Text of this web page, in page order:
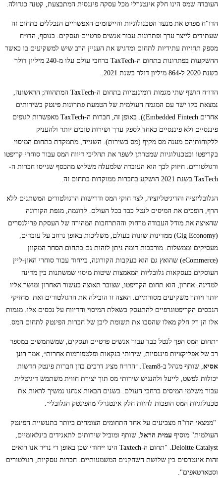
העובדה שמס הינו חלק אינטגרלי מכל עסקה פיננסית המתבצעת, קטנה כגדולה.
הדו"ח מפרט את מנעד הטכנולוגיות והיישומים האפשריים הנכללים בתחום זה
שעתידים לייצר ערך ופתרונות עבור אנשים פרטיים ועסקים. בנוסף, הדו״ח
מספק תחזיות עתידיות לתחום ומדגיש את העניין הרב שיש למשקיעים בו כאשר
ההשקעות בפתרונות בתחום ה-TaxTech ברחבי עולם עלו מ-240 מיליון דולר
בשנת 2020 ל-864 מיליון דולר בשנת 2021.
הדו״ח חושף שתי מגמות דומיננטיות בתחום ה-TaxTech המתהווה; הראשונה,
נמצאת בקו ישר עם המגמה העולמית של הטמעת פתרונות פינטק בשירותים
אחרים Embedded Fintech)). באופן זה, חברות ה-TaxTech מאפשרות לגופים
פיננסיים ולא פיננסיים כאחד לספק ערך ושירות טובים יותר ולהעניק
ללקוחותיהם מענה מס מקיף (מס כשירות). השנייה, מתמקדת בתחום המיסוי
בקריפטו ובטכנולוגיות שמטרתן לשפר את תהליכי דיווח המס עבור סוחרי קריפטו
ורגולטורים. חיזוק לכך הוא העובדה שלמעלה משליש מהכסף שגייסו חברות ה-
TaxTech בשנת 2021 הושקע בחברות ממוקדות בתחום זה.
הגלובליזציה והדיגיטליזציה, לצד חוקי המס ודרישות הרגולטורים המשתנים ללא
הרף, הופכים את המיסים לנטל כבד בכל העולם. לדוגמה, מגפת הקורונה
שהאיצה את מודל העבודה מרחוק וההתרחבות המהירה של העסקת פרילנסרים
(Gig Economy) ממדינות שונות בעולם, משליכות באופן נרחב על עובדים,
מעסיקים וממשלות. מורכבות דומה ניתן לזהות גם בתחום הסחר המקוון
(eCommerce) שהואץ גם הוא בעקבות הקורונה, בייחוד עבור סוחרי האון-ליין
העוסקים בעסקאות גלובליות המאמצות שיטות מיסוי שמשתנות בין מדינה
למדינה. אחרון, הוא תחום הקריפטו, שצובר תאוצה בעשור האחרון ומושך אליו
יותר ויותר משקיעים מסורתיים. האצה זו הובילה את הרגולטורים ואת מחזיקי
הנכסים הקריפטוגרפיים להתעסק בשאלת המיסוי והדיווח על נכסים אלו. מגמות
אלו הן רק חלק מאלו שהסבו את תשומת ליבן של חברות הפינטק לתחום המס.
״תחום המס הפך לנטל כבד עבור אנשים פרטיים ועסקים, שמשתמשים במספר
רב של אפליקציות פיננסיות, שירותי בנקאות ופלטפורמות אחרות״, אמר רונן
אסיא
, שותף מנהל ב-Team8. ״הדו״ח מציג דרכים בהן חברות פינטק חדשות
יכולות לפשט, לייעל ולהנגיש שירותי מס תוך יצירת חווית משתמש דיגיטלית
עבור משלמי המיסים ברחבי העולם. בשנים הבאות אנחנו נמשיך לראות את
טכנולוגיות המס הופכות להיות חלק אינטגרלי מהפינטק הגלובלי״.
"ממצאי הדו"ח מצביעים על אחד התחומים הצומחים ביותר בתעשיית הפינטק
העולמית" מוסיף עמית הראל, שותף ומוביל שירותים לתאגידים בינלאומיים,
Deloitte Catalyst. "תחום ה-Taxtech הינו ייחודי שכן באופן די נדיר אנו רואים
זהות אינטרסים בין שלושת השחקנים המשמעותיים: חברות עסקיות, רגולטורים
וסטארטאפים".